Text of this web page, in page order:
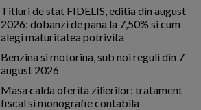
Titluri de stat FIDELIS, editia din august
2026: dobanzi de pana la 7,50% si cum
alegi maturitatea potrivita
Benzina si motorina, sub noi reguli din 7
august 2026
Masa calda oferita zilierilor: tratament
fiscal si monografie contabila